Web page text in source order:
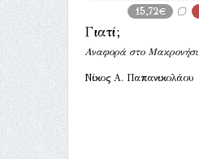
15,72€
Γιατί;
Αναφορά στο Μακρονήσι
Νίκος Α. Παπανικολάου